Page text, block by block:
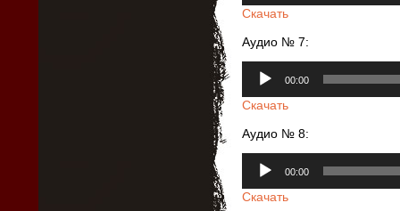
Скачать
Аудио № 7:
00:00
Скачать
Аудио № 8:
00:00
Скачать